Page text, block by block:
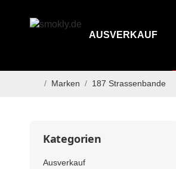
AUSVERKAUF
/ Marken / 187 Strassenbande
Kategorien
Ausverkauf